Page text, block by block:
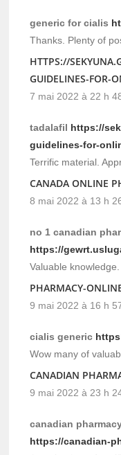
generic for cialis
Thanks. Plenty of
HTTPS://
GUIDELINES-FOR-
7 mai 2022 à 22 h
tadalafil https://
guidelines-for-
Terrific material.
CANADA ONLINE
8 mai 2022 à 13 h
no 1 canadian
https://
Valuable
PHARMACY-
9 mai 2022 à 16 h
cialis generic
Wow many of
CANADIAN
9 mai 2022 à 23 h
canadian
https://canadian-